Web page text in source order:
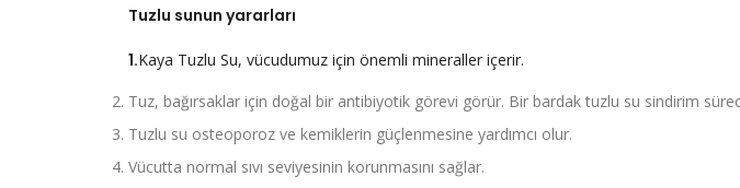
Tuzlu sunun yararları
1.Kaya Tuzlu Su, vücudumuz için önemli mineraller içerir.
Tuz, bağırsaklar için doğal bir antibiyotik görevi görür. Bir bardak tuzlu su sindirim
Tuzlu su osteoporoz ve kemiklerin güçlenmesine yardımcı olur.
Vücutta normal sıvı seviyesinin korunmasını sağlar.